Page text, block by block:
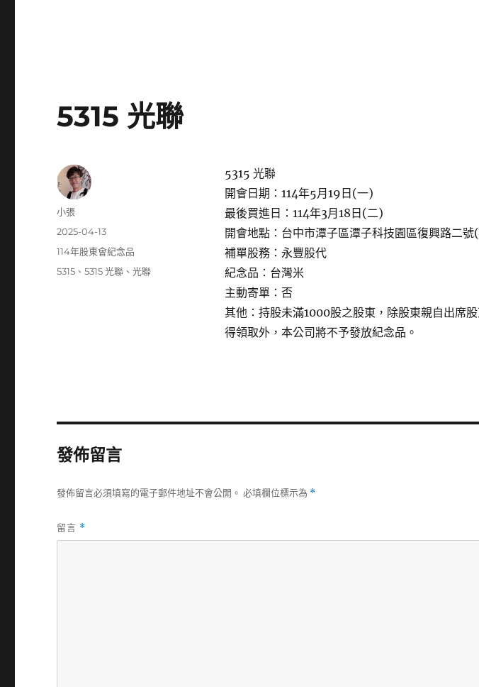
5315 光聯
5315 光聯
開會日期：114年5月19日(一)
最後買進日：114年3月18日(二)
開會地點：台中市潭子區潭子科技園區復興路二
補單股務：永豐股代
紀念品：台灣米
主動寄單：否
其他：持股未滿1000股之股東，除股東親自出席
得領取外，本公司將不予發放紀念品。
作
小張
發
期:
2025-04-13
分
114年股東會紀念品
標
5315 、5315 光聯 、光聯
發佈留言
發佈留言必須填寫的電子郵件地址不會公開。 必填欄位標示為 *
留言 *